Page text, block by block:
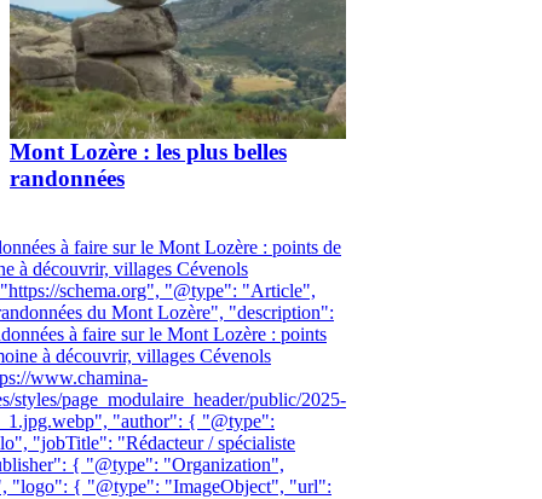
Mont Lozère : les plus belles
randonnées
à faire sur le Mont Lozère : points de
à découvrir, villages Cévenols
schema.org", "@type": "Article",
du Mont Lozère", "description":
à faire sur le Mont Lozère : points
à découvrir, villages Cévenols
www.chamina-
styles/page_modulaire_header/public/2025-
"author": { "@type":
"jobTitle": "Rédacteur / spécialiste
{ "@type": "Organization",
"logo": { "@type": "ImageObject", "url":